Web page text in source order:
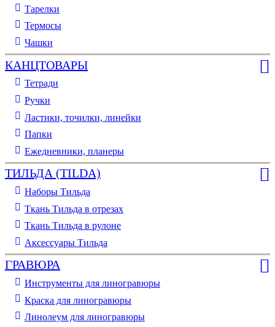
Тарелки
Термосы
Чашки
КАНЦТОВАРЫ
Тетради
Ручки
Ластики, точилки, линейки
Папки
Ежедневники, планеры
ТИЛЬДА (TILDA)
Наборы Тильда
Ткань Тильда в отрезах
Ткань Тильда в рулоне
Аксессуары Тильда
ГРАВЮРА
Инструменты для линогравюры
Краска для линогравюры
Линолеум для линогравюры